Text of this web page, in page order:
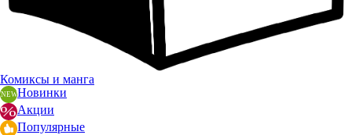
Комиксы и манга
Новинки
Акции
Популярные